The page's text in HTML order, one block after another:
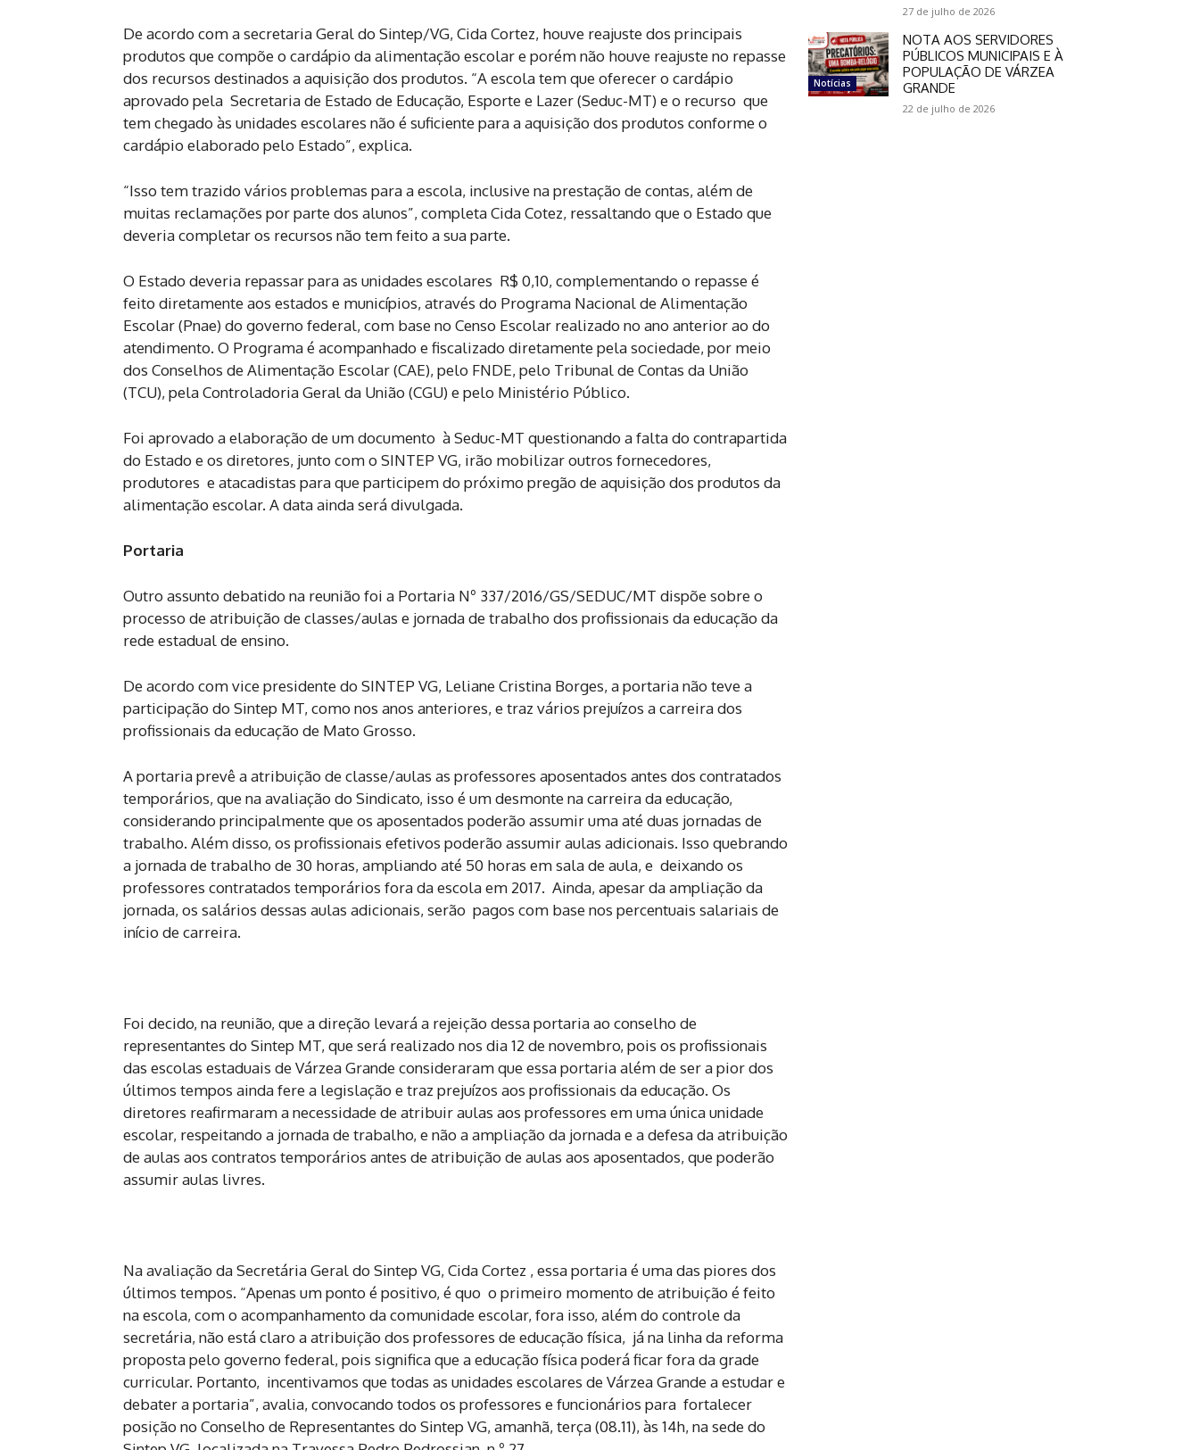
De acordo com a secretaria Geral do Sintep/VG, Cida Cortez, houve reajuste dos principais
produtos que compõe o cardápio da alimentação escolar e porém não houve reajuste no repasse
dos recursos destinados a aquisição dos produtos. “A escola tem que oferecer o cardápio
aprovado pela Secretaria de Estado de Educação, Esporte e Lazer (Seduc-MT) e o recurso que
tem chegado às unidades escolares não é suficiente para a aquisição dos produtos conforme o
cardápio elaborado pelo Estado”, explica.
“Isso tem trazido vários problemas para a escola, inclusive na prestação de contas, além de
muitas reclamações por parte dos alunos”, completa Cida Cotez, ressaltando que o Estado que
deveria completar os recursos não tem feito a sua parte.
O Estado deveria repassar para as unidades escolares R$ 0,10, complementando o repasse é
feito diretamente aos estados e municípios, através do Programa Nacional de Alimentação
Escolar (Pnae) do governo federal, com base no Censo Escolar realizado no ano anterior ao do
atendimento. O Programa é acompanhado e fiscalizado diretamente pela sociedade, por meio
dos Conselhos de Alimentação Escolar (CAE), pelo FNDE, pelo Tribunal de Contas da União
(TCU), pela Controladoria Geral da União (CGU) e pelo Ministério Público.
Foi aprovado a elaboração de um documento à Seduc-MT questionando a falta do contrapartida
do Estado e os diretores, junto com o SINTEP VG, irão mobilizar outros fornecedores,
produtores e atacadistas para que participem do próximo pregão de aquisição dos produtos da
alimentação escolar. A data ainda será divulgada.
Portaria
Outro assunto debatido na reunião foi a Portaria Nº 337/2016/GS/SEDUC/MT dispõe sobre o
processo de atribuição de classes/aulas e jornada de trabalho dos profissionais da educação da
rede estadual de ensino.
De acordo com vice presidente do SINTEP VG, Leliane Cristina Borges, a portaria não teve a
participação do Sintep MT, como nos anos anteriores, e traz vários prejuízos a carreira dos
profissionais da educação de Mato Grosso.
A portaria prevê a atribuição de classe/aulas as professores aposentados antes dos contratados
temporários, que na avaliação do Sindicato, isso é um desmonte na carreira da educação,
considerando principalmente que os aposentados poderão assumir uma até duas jornadas de
trabalho. Além disso, os profissionais efetivos poderão assumir aulas adicionais. Isso quebrando
a jornada de trabalho de 30 horas, ampliando até 50 horas em sala de aula, e deixando os
professores contratados temporários fora da escola em 2017. Ainda, apesar da ampliação da
jornada, os salários dessas aulas adicionais, serão pagos com base nos percentuais salariais de
início de carreira.
Foi decido, na reunião, que a direção levará a rejeição dessa portaria ao conselho de
representantes do Sintep MT, que será realizado nos dia 12 de novembro, pois os profissionais
das escolas estaduais de Várzea Grande consideraram que essa portaria além de ser a pior dos
últimos tempos ainda fere a legislação e traz prejuízos aos profissionais da educação. Os
diretores reafirmaram a necessidade de atribuir aulas aos professores em uma única unidade
escolar, respeitando a jornada de trabalho, e não a ampliação da jornada e a defesa da atribuição
de aulas aos contratos temporários antes de atribuição de aulas aos aposentados, que poderão
assumir aulas livres.
Na avaliação da Secretária Geral do Sintep VG, Cida Cortez , essa portaria é uma das piores dos
últimos tempos. “Apenas um ponto é positivo, é quo o primeiro momento de atribuição é feito
na escola, com o acompanhamento da comunidade escolar, fora isso, além do controle da
secretária, não está claro a atribuição dos professores de educação física, já na linha da reforma
proposta pelo governo federal, pois significa que a educação física poderá ficar fora da grade
curricular. Portanto, incentivamos que todas as unidades escolares de Várzea Grande a estudar e
debater a portaria”, avalia, convocando todos os professores e funcionários para fortalecer
posição no Conselho de Representantes do Sintep VG, amanhã, terça (08.11), às 14h, na sede do
27 de julho de 2026
Notícias
NOTA AOS SERVIDORES
PÚBLICOS MUNICIPAIS E À
POPULAÇÃO DE VÁRZEA
GRANDE
22 de julho de 2026